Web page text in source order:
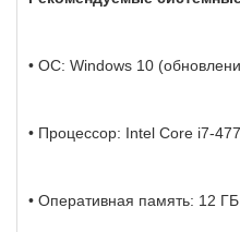
• ОС: Windows 10
• Процессор: Intel Core i7-
• Оперативная память: 12 ГБ